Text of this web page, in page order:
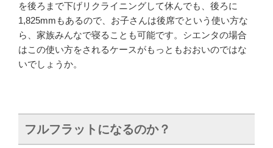
を後ろまで下げリクライニングして休んでも、後ろに
1,825mmもあるので、お子さんは後席でという使い方な
ら、家族みんなで寝ることも可能です。シエンタの場合
はこの使い方をされるケースがもっともおおいのではな
いでしょうか。
フルフラットになるのか？